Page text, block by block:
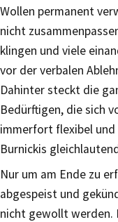
Wollen permanent
nicht
klingen und viele
vor der verbalen
Dahinter steckt die
Bedürftigen, die sich
immerfort flexibel und
Burnickis
Nur um am Ende zu
abgespeist und
nicht gewollt werden.